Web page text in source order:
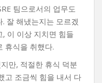
팀으로서의 업무도
잘 해냈는지는 모르겠
이 이상 지치면 힘들
휴식을 취했다.
만, 적절한 휴식 덕분
고 조금씩 힘을 내서 다